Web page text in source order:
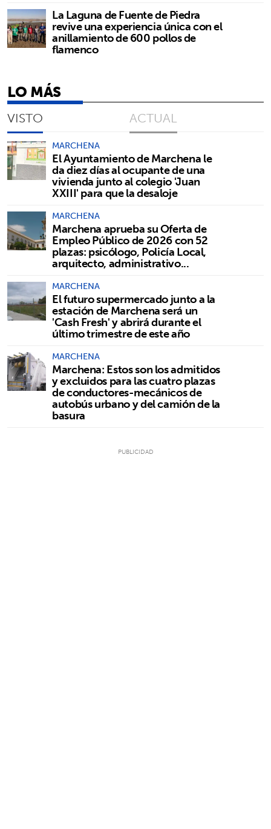
La Laguna de Fuente de Piedra
revive una experiencia única con el
anillamiento de 600 pollos de
flamenco
LO MÁS
VISTO ACTUAL
MARCHENA
El Ayuntamiento de Marchena le
da diez días al ocupante de una
vivienda junto al colegio 'Juan
XXIII' para que la desaloje
MARCHENA
Marchena aprueba su Oferta de
Empleo Público de 2026 con 52
plazas: psicólogo, Policía Local,
arquitecto, administrativo...
MARCHENA
El futuro supermercado junto a la
estación de Marchena será un
'Cash Fresh' y abrirá durante el
último trimestre de este año
MARCHENA
Marchena: Estos son los admitidos
y excluidos para las cuatro plazas
de conductores-mecánicos de
autobús urbano y del camión de la
basura